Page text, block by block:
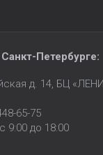
Санкт-Петербурге:
д. 14, БЦ
65-75
9:00 до 18:00